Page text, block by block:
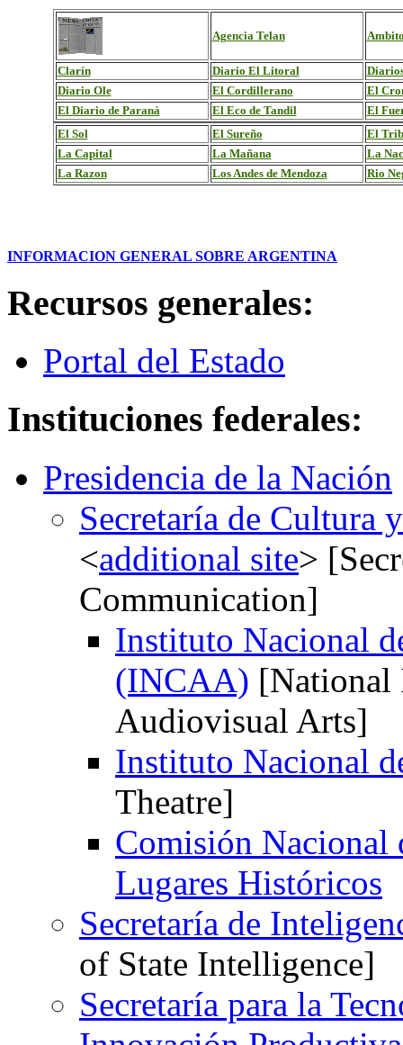
Agencia Telan
Clarín Diario El Litoral
Diario Ole
El Cordillerano
El
El Diario de Paraná
El Eco de Tandil
El
El Sol
El Sureño
El
La Capital
La Mañana
La
La Razon
Los Andes de Mendoza Rio
INFORMACION GENERAL SOBRE ARGENTINA
Recursos generales:
Portal del Estado
Instituciones federales:
Presidencia de la Nación
Secretaría de Cultura
<additional site>
Communication]
Instituto Nacional
(INCAA) [National
Audiovisual Arts]
Instituto Nacional
Theatre]
Comisión Nacional
Lugares Históricos
Secretaría de
of State Intelligence]
Secretaría para la